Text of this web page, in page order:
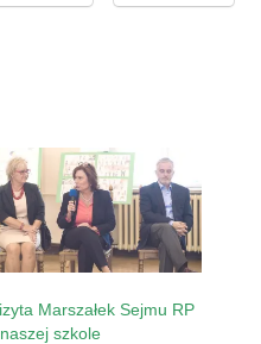
Marszałek Sejmu RP
szkole